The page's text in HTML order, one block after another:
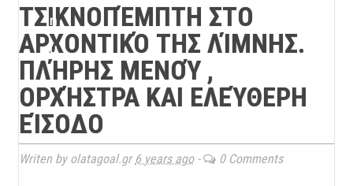
n
u
ΤΣΙΚΝΟΠΈΜΠΤΗ ΣΤΟ
ΑΡΧΟΝΤΙΚΌ ΤΗΣ ΛΊΜΝΗΣ.
ΠΛΉΡΗΣ ΜΕΝΟΎ ,
ΟΡΧΉΣΤΡΑ ΚΑΙ ΕΛΕΎΘΕΡΗ
ΕΊΣΟΔΟ
Writen by olatagoal.gr 6 years ago- 0 Comments